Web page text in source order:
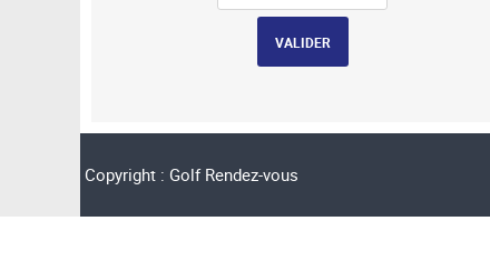
Copyright : Golf Rendez-vous